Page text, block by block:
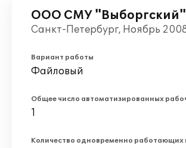
ООО СМУ "Выборгский"
Санкт-Петербург, Ноябрь
Вариант работы
Файловый
Общее число автоматизированных
1
Количество одновременно работающих